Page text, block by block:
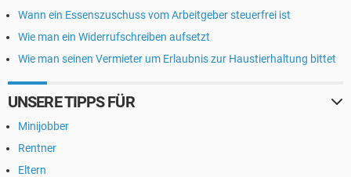
Wann ein Essenszuschuss vom Arbeitgeber steuerfrei ist
Wie man ein Widerrufschreiben aufsetzt
Wie man seinen Vermieter um Erlaubnis zur Haustierhaltung bittet
UNSERE TIPPS FÜR
Minijobber
Rentner
Eltern